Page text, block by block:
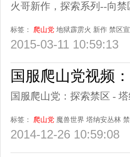
火哥新作，探索系列--向
标签： 爬山党 地狱霹雳火 新作 禁区
2015-03-11 10:59:13
国服爬山党视频
国服爬山党：探索禁区 -
标签： 爬山党 魔兽世界 塔纳安丛林
2014-12-26 10:59:08